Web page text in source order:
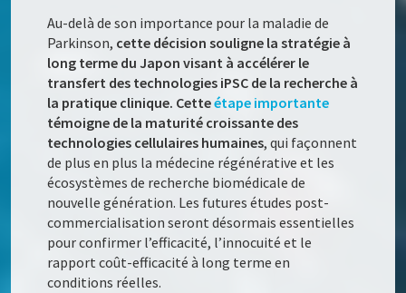
Au-delà de son importance pour la maladie de
Parkinson, cette décision souligne la stratégie à
long terme du Japon visant à accélérer le
transfert des technologies iPSC de la recherche à
la pratique clinique. Cetteétape importante
témoigne de la maturité croissante des
technologies cellulaires humaines, qui façonnent
de plus en plus la médecine régénérative et les
écosystèmes de recherche biomédicale de
nouvelle génération. Les futures études post-
commercialisation seront désormais essentielles
pour confirmer l’efficacité, l’innocuité et le
rapport coût-efficacité à long terme en
conditions réelles.